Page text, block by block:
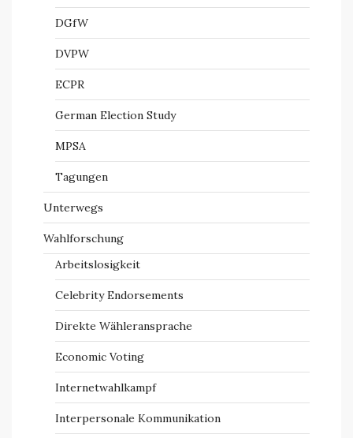
DGfW
DVPW
ECPR
German Election Study
MPSA
Tagungen
Unterwegs
Wahlforschung
Arbeitslosigkeit
Celebrity Endorsements
Direkte Wähleransprache
Economic Voting
Internetwahlkampf
Interpersonale Kommunikation